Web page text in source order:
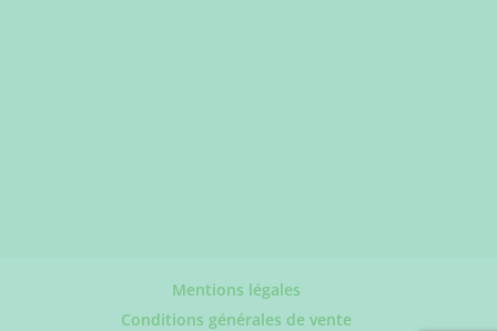
Mentions légales
Conditions générales de vente